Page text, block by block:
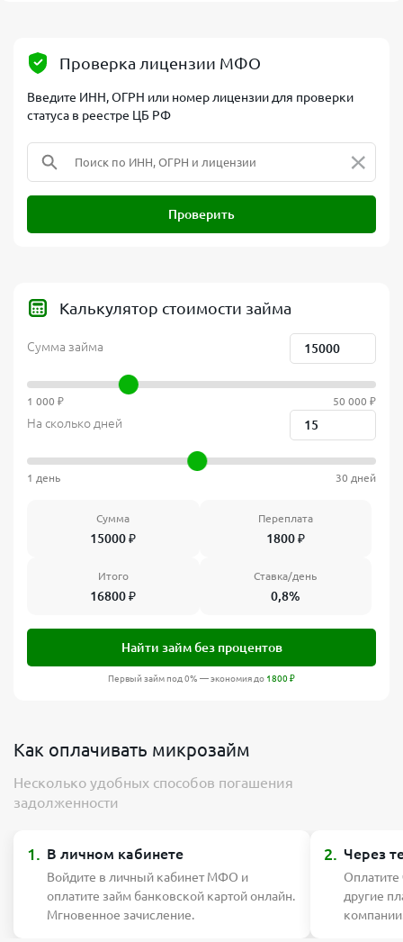
Проверка лицензии МФО
Введите ИНН, ОГРН или номер лицензии для проверки
статуса в реестре ЦБ РФ
Проверить
×
Калькулятор стоимости займа
Сумма займа
1 000 ₽ 50 000 ₽
На сколько дней
1 день 30 дней
Сумма
15000₽
Переплата
1800₽
Итого
16800₽
Ставка/день
0,8%
Найти займ без процентов
Первый займ под 0% — экономия до 1800₽
Как оплачивать микрозайм
Несколько удобных способов погашения
задолженности
1. В личном кабинете
Войдите в личный кабинет МФО и
оплатите займ банковской картой онлайн.
Мгновенное зачисление.
2. Через
другие